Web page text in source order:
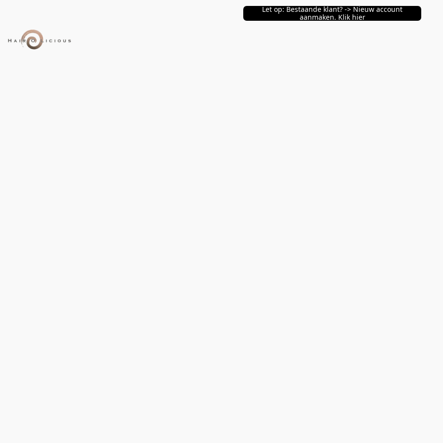
Let op: Bestaande klant? -> Nieuw account
aanmaken. Klik hier